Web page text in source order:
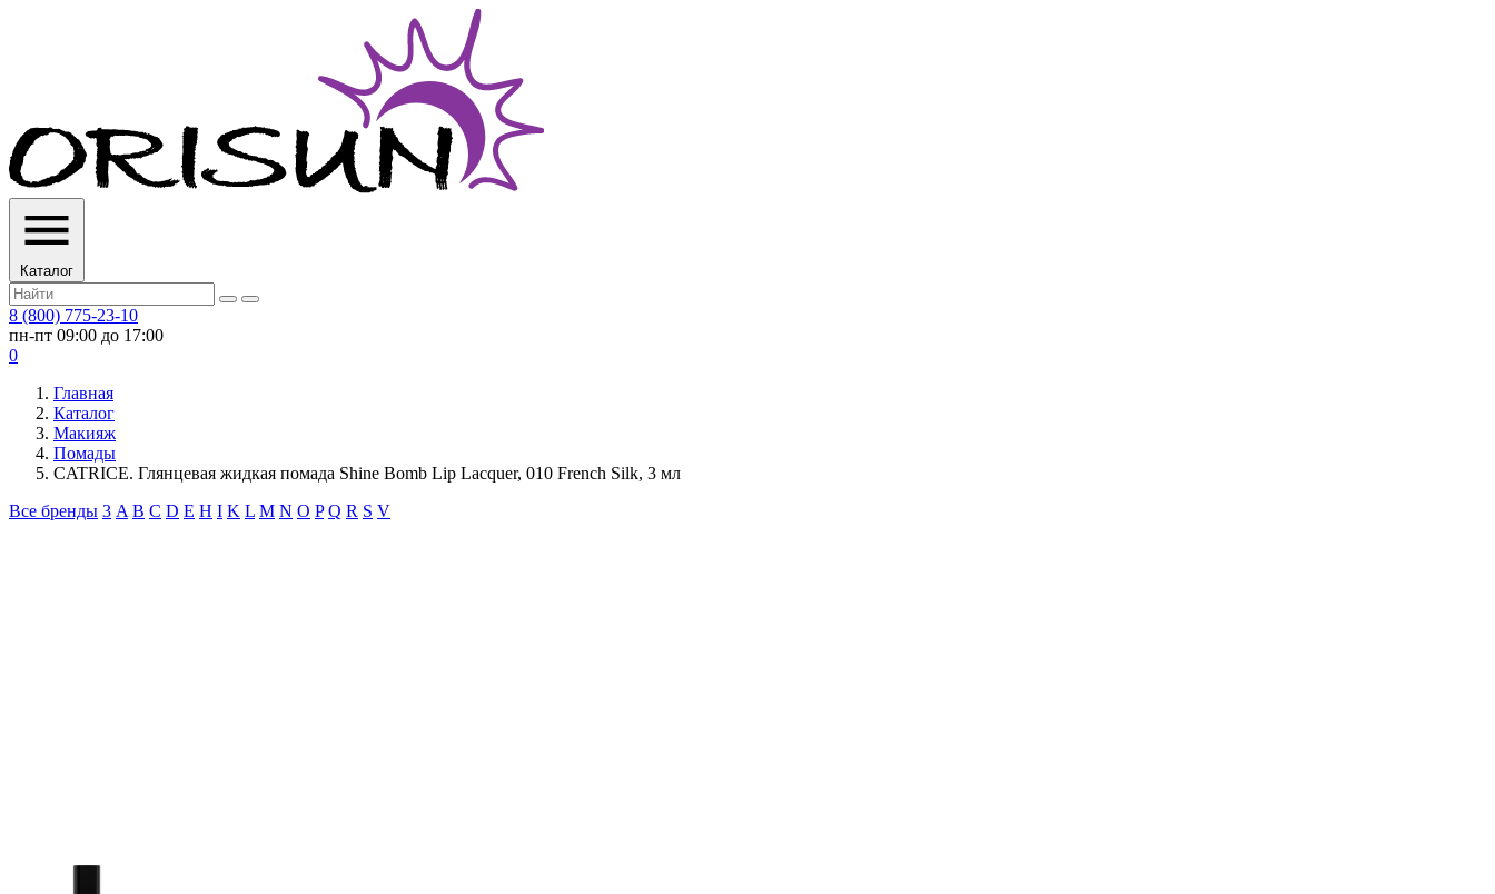
Каталог
8 (800) 775-23-10
пн-пт 09:00 до 17:00
0
Главная
Каталог
Макияж
Помады
CATRICE. Глянцевая жидкая помада Shine Bomb Lip Lacquer, 010 French Silk, 3 мл
Все бренды 3 A B C D E H I K L M N O P Q R S V